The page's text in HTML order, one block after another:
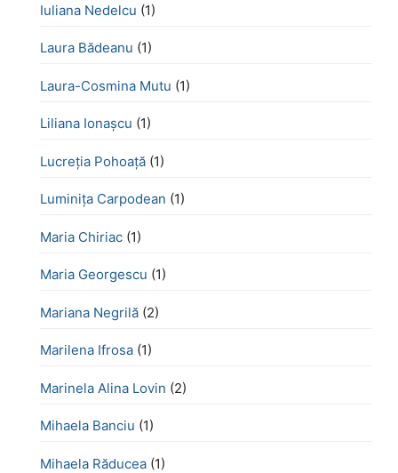
Iuliana Nedelcu (1)
Laura Bădeanu (1)
Laura-Cosmina Mutu (1)
Liliana Ionașcu (1)
Lucreţia Pohoaţă (1)
Luminița Carpodean (1)
Maria Chiriac (1)
Maria Georgescu (1)
Mariana Negrilă (2)
Marilena Ifrosa (1)
Marinela Alina Lovin (2)
Mihaela Banciu (1)
Mihaela Răducea (1)